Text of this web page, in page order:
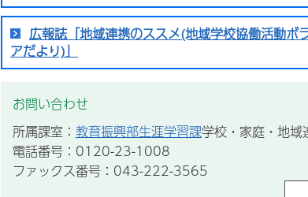
広報誌「地域連携のススメ(地域学校協働活動ボ
アだより)」
お問い合わせ
所属課室： 教育振興部生涯学習課学校・家庭・地域
電話番号：0120-23-1008
ファックス番号：043-222-3565